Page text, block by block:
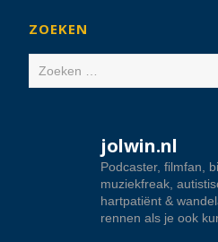
ZOEKEN
Zoeken
naar:
jolwin.nl
Podcaster, filmfan,
muziekfreak,
hartpatiënt &
rennen als je ook